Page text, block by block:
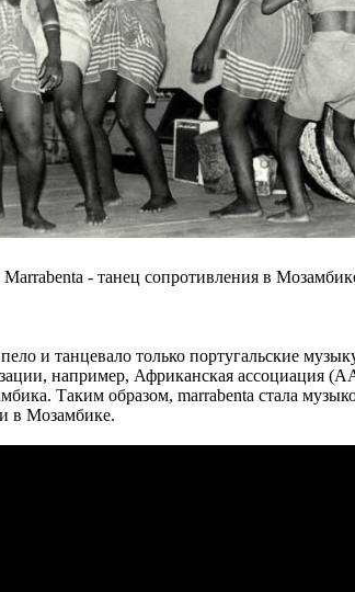
Marrabenta - танец сопротивления в
и танцевало только португальские
например, Африканская ассоциация
Таким образом, marrabenta стала
в Мозамбике.